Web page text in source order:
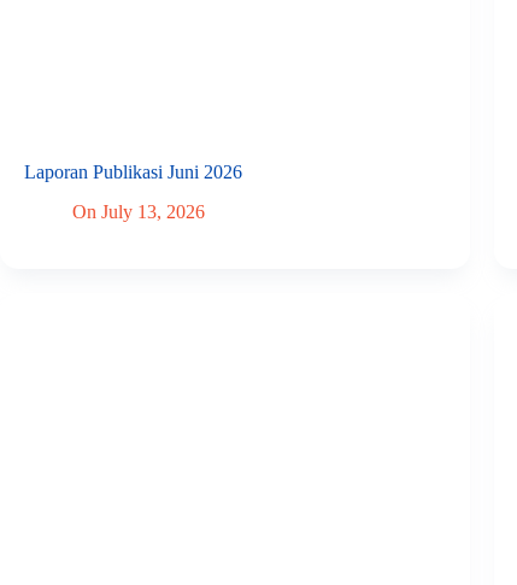
Laporan Publikasi Juni 2026
On July 13, 2026